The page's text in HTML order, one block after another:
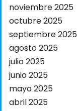
noviembre 2025
octubre 2025
septiembre 2025
agosto 2025
julio 2025
junio 2025
mayo 2025
abril 2025